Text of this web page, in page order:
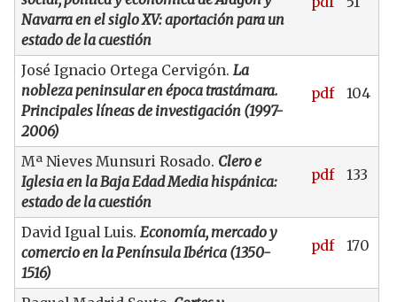
Navarra en el siglo XV: aportación para un
estado de la cuestión
José Ignacio Ortega Cervigón. La
nobleza peninsular en época trastámara.
Principales líneas de investigación (1997-
2006)
pdf 104
Mª Nieves Munsuri Rosado. Clero e
Iglesia en la Baja Edad Media hispánica:
estado de la cuestión
pdf 133
David Igual Luis. Economía, mercado y
comercio en la Península Ibérica (1350-
1516)
pdf 170